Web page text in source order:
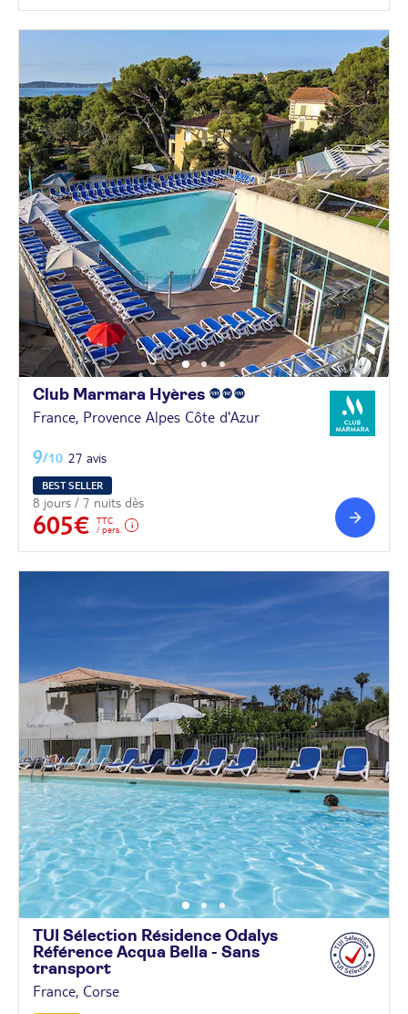
Club Marmara Hyères
France, Provence Alpes Côte d'Azur
9/10 27 avis
BEST SELLER
8 jours / 7 nuits dès
605€
TTC
/ pers.
TUI Sélection Résidence Odalys
Référence Acqua Bella - Sans
transport
France, Corse